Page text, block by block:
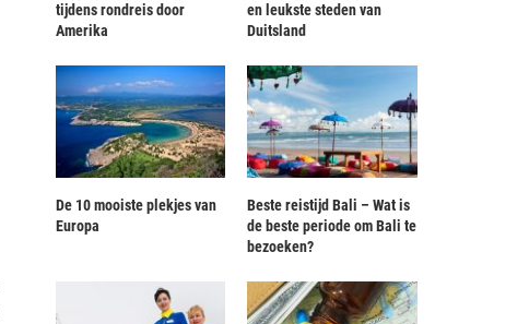
tijdens rondreis door
Amerika
en leukste steden van
Duitsland
De 10 mooiste plekjes van
Europa
Beste reistijd Bali – Wat is
de beste periode om Bali te
bezoeken?